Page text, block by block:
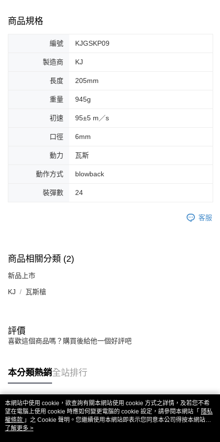
商品規格
編號 KJGSKP09
製造商 KJ
長度 205mm
重量 945g
初速 95±5 m／s
口徑 6mm
動力 瓦斯
動作方式 blowback
裝彈數 24
客服
商品相關分類 (2)
新品上市
KJ 瓦斯槍
評價
喜歡這個商品嗎？購買後給他一個好評吧
本分類熱銷全站排行
熱門標籤
本網站中使用 cookie，欲查詢有關本網站使用 cookie 方式之詳情，及若您不希
望在電腦上使用 cookie 時應如何變更電腦的 cookie 設定，請參閱本網站「 隱私
權條款 」之 Cookie 聲明。您繼續使用本網站即表示您同意本公司得按本網站使
用條款之 Cookie 聲明使用 cookie。
了解更多 >